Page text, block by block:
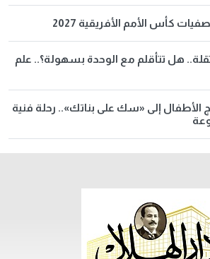
كأس الأمم الأفريقية 2027
هل تتأقلم مع الوحدة بسهولة؟.. علم
الأطفال إلى «سك على بناتك».. رحلة فنية